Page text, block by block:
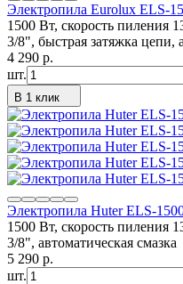
Электропила Eurolux ELS-
1500 Вт, скорость пиления
3/8", быстрая затяжка цепи,
4 290 p.
шт.
В 1 клик
Электропила Huter ELS-
1500 Вт, скорость пиления
3/8", автоматическая смазка
5 290 p.
шт.